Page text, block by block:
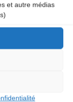
et autre médias
for next